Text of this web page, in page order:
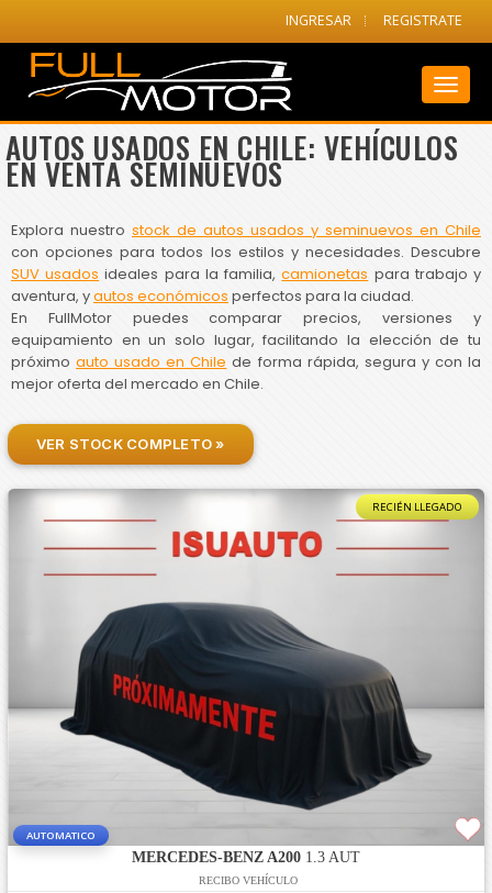
INGRESAR REGISTRATE
AUTOS USADOS EN CHILE: VEHÍCULOS
EN VENTA SEMINUEVOS
Explora nuestro stock de autos usados y seminuevos en Chile
con opciones para todos los estilos y necesidades. Descubre
SUV usados ideales para la familia,camionetas para trabajo y
aventura, yautos económicos perfectos para la ciudad.
En FullMotor puedes comparar precios, versiones y
equipamiento en un solo lugar, facilitando la elección de tu
próximoauto usado en Chile de forma rápida, segura y con la
mejor oferta del mercado en Chile.
VER STOCK COMPLETO »
RECIÉN LLEGADO
AUTOMATICO
MERCEDES-BENZ A2001.3 AUT
RECIBO VEHÍCULO